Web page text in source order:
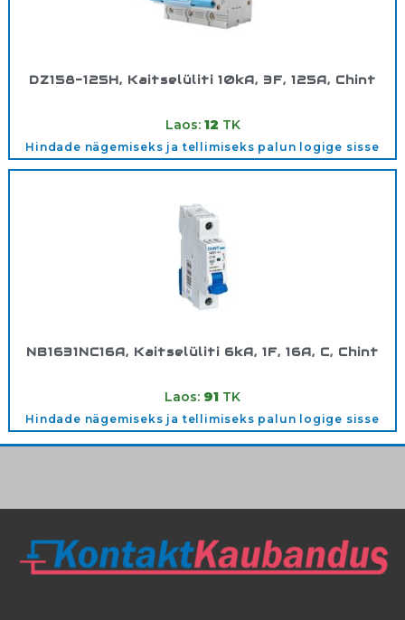
DZ158-125H, Kaitselüliti 10kA, 3F, 125A, Chint
Laos: 12 TK
Hindade nägemiseks ja tellimiseks palun logige sisse
NB1631NC16A, Kaitselüliti 6kA, 1F, 16A, C, Chint
Laos: 91 TK
Hindade nägemiseks ja tellimiseks palun logige sisse